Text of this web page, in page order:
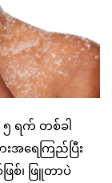
၅ ရက် တစ်ခါ
းအရေကြည်ပြီး
စ်၊ ဖြူတာပဲ